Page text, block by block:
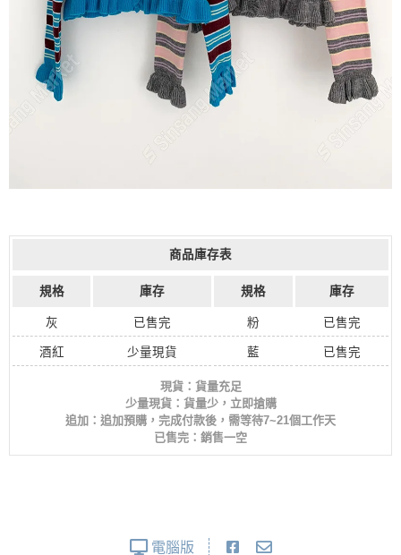
商品庫存表
規格 庫存 規格 庫存
灰 已售完 粉 已售完
酒紅 少量現貨 藍 已售完
現貨：貨量充足
少量現貨：貨量少，立即搶購
追加：追加預購，完成付款後，需等待7~21個工作天
已售完：銷售一空
電腦版